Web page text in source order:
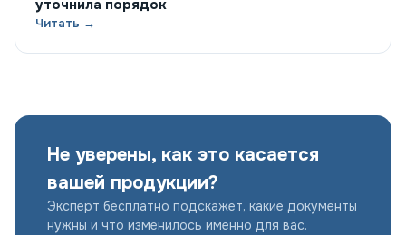
уточнила порядок
Читать →
Не уверены, как это касается
вашей продукции?
Эксперт бесплатно подскажет, какие документы
нужны и что изменилось именно для вас.